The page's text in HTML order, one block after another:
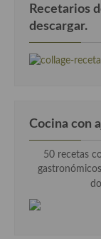
Recetarios
descargar.
Cocina con
50 recetas